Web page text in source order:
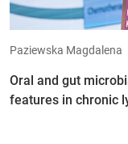
Paziewska Magdalena
Oral and gut
features in chronic